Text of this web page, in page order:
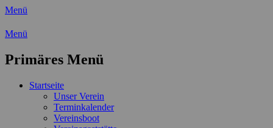
Menü
Wassersport-Verein 1921 e.V.
Freizeit mit der ganzen Familie
Menü
Primäres Menü
Zum
Startseite
Unser Verein
Terminkalender
Vereinsboot